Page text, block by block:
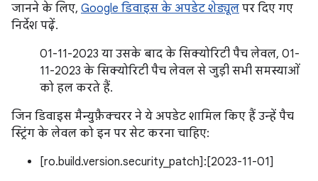
जानने के लिए, Google डिवाइस के अपडेट शेड्यूल पर दिए गए
निर्देश पढ़ें.
01-11-2023 या उसके बाद के सिक्योरिटी पैच लेवल, 01-
11-2023 के सिक्योरिटी पैच लेवल से जुड़ी सभी समस्याओं
को हल करते हैं.
जिन डिवाइस मैन्युफ़ैक्चरर ने ये अपडेट शामिल किए हैं उन्हें पैच
स्ट्रिंग के लेवल को इन पर सेट करना चाहिए:
[ro.build.version.security_patch]:[2023-11-01]